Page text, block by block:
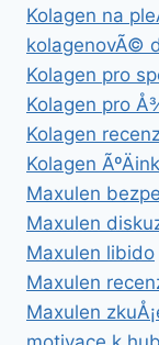
Kolagen na
kolagenovÃ©
Kolagen pro
Kolagen pro
Kolagen
Kolagen
Maxulen
Maxulen
Maxulen libido
Maxulen
Maxulen